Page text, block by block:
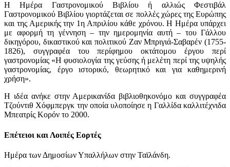
Η Ημέρα Γαστρονομικού Βιβλίου ή αλλιώς Φεστιβάλ
Γαστρονομικού Βιβλίου γιορτάζεται σε πολλές χώρες της Ευρώπης
και της Αμερικής την 1η Απριλίου κάθε χρόνου. Η Ημέρα υπάρχει
με αφορμή τη γέννηση – την ημερομηνία αυτή – του Γάλλου
δικηγόρου, δικαστικού και πολιτικού Ζαν Μπριγιά-Σαβαρέν (1755-
1826), συγγραφέα του περίφημου οκτάτομου έργου περί
γαστρονομίας «Η φυσιολογία της γεύσης ή μελέτη περί της υψηλής
γαστρονομίας, έργο ιστορικό, θεωρητικό και για καθημερινή
χρήση».
Η ιδέα ανήκε στην Αμερικανίδα βιβλιοθηκονόμο και συγγραφέα
Τζούντιθ Χόφμπεργκ την οποία υλοποίησε η Γαλλίδα καλλιτέχνιδα
Μπεατρίς Κορόν το 2000.
Επέτειοι και Λοιπές Εορτές
Ημέρα των Δημοσίων Υπαλλήλων στην Ταϊλάνδη.